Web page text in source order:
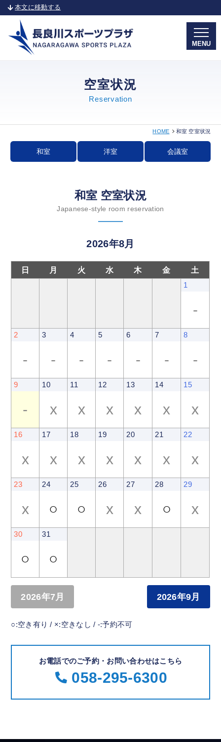
本文に移動する
空室状況
Reservation
HOME 和室 空室状況
和室 洋室 会議室
和室 空室状況
Japanese-style room reservation
2026年8月
日 月 火 水 木 金 土
1
-
2
-
3
-
4
-
5
-
6
-
7
-
8
-
9
-
10
x
11
x
12
x
13
x
14
x
15
x
16
x
17
x
18
x
19
x
20
x
21
x
22
x
23
x
24
○
25
○
26
x
27
x
28
○
29
x
30
○
31
○
2026年7月 2026年9月
○:空き有り / ×:空きなし / -:予約不可
お電話でのご予約・お問い合わせはこちら
058-295-6300
MENU